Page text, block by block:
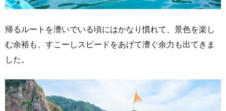
帰るルートを漕いでいる頃にはかなり慣れて、景色を楽し
む余裕も、すこーしスピードをあげて漕ぐ余力も出てきま
した。